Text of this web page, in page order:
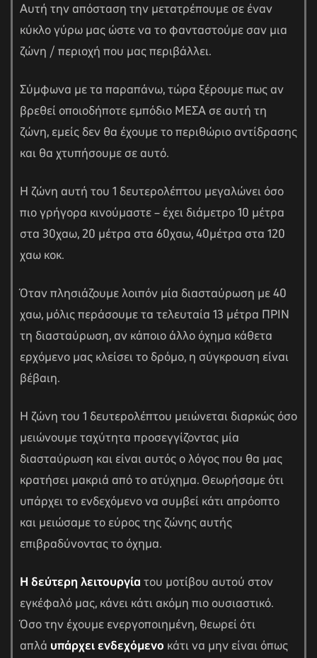
Αυτή την απόσταση την μετατρέπουμε σε έναν
κύκλο γύρω μας ώστε να το φανταστούμε σαν μια
ζώνη / περιοχή που μας περιβάλλει.
Σύμφωνα με τα παραπάνω, τώρα ξέρουμε πως αν
βρεθεί οποιοδήποτε εμπόδιο ΜΕΣΑ σε αυτή τη
ζώνη, εμείς δεν θα έχουμε το περιθώριο αντίδρασης
και θα χτυπήσουμε σε αυτό.
Η ζώνη αυτή του 1 δευτερολέπτου μεγαλώνει όσο
πιο γρήγορα κινούμαστε – έχει διάμετρο 10 μέτρα
στα 30χαω, 20 μέτρα στα 60χαω, 40μέτρα στα 120
χαω κοκ.
Όταν πλησιάζουμε λοιπόν μία διασταύρωση με 40
χαω, μόλις περάσουμε τα τελευταία 13 μέτρα ΠΡΙΝ
τη διασταύρωση, αν κάποιο άλλο όχημα κάθετα
ερχόμενο μας κλείσει το δρόμο, η σύγκρουση είναι
βέβαιη.
Η ζώνη του 1 δευτερολέπτου μειώνεται διαρκώς όσο
μειώνουμε ταχύτητα προσεγγίζοντας μία
διασταύρωση και είναι αυτός ο λόγος που θα μας
κρατήσει μακριά από το ατύχημα. Θεωρήσαμε ότι
υπάρχει το ενδεχόμενο να συμβεί κάτι απρόοπτο
και μειώσαμε το εύρος της ζώνης αυτής
επιβραδύνοντας το όχημα.
Η δεύτερη λειτουργία του μοτίβου αυτού στον
εγκέφαλό μας, κάνει κάτι ακόμη πιο ουσιαστικό.
Όσο την έχουμε ενεργοποιημένη, θεωρεί ότι
απλά υπάρχει ενδεχόμενο κάτι να μην είναι όπως